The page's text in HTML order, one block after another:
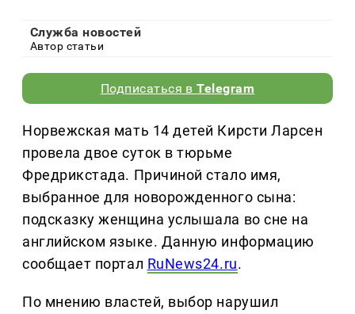
Служба новостей
Автор статьи
Подписаться вTelegram
Норвежская мать 14 детей Кирсти Ларсен
провела двое суток в тюрьме
Фредрикстада. Причиной стало имя,
выбранное для новорожденного сына:
подсказку женщина услышала во сне на
английском языке. Данную информацию
сообщает портал RuNews24.ru.
По мнению властей, выбор нарушил